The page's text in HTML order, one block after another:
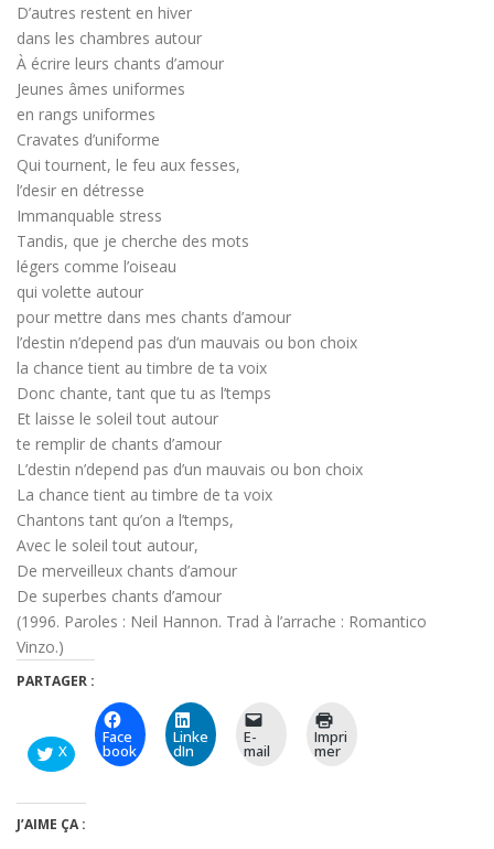
D’autres restent en hiver
dans les chambres autour
À écrire leurs chants d’amour
Jeunes âmes uniformes
en rangs uniformes
Cravates d’uniforme
Qui tournent, le feu aux fesses,
l’desir en détresse
Immanquable stress
Tandis, que je cherche des mots
légers comme l’oiseau
qui volette autour
pour mettre dans mes chants d’amour
l’destin n’depend pas d’un mauvais ou bon choix
la chance tient au timbre de ta voix
Donc chante, tant que tu as l’temps
Et laisse le soleil tout autour
te remplir de chants d’amour
L’destin n’depend pas d’un mauvais ou bon choix
La chance tient au timbre de ta voix
Chantons tant qu’on a l’temps,
Avec le soleil tout autour,
De merveilleux chants d’amour
De superbes chants d’amour
(1996. Paroles : Neil Hannon. Trad à l’arrache : Romantico
Vinzo.)
PARTAGER :
X
Face
book
Linke
dIn
E-
mail
Impri
mer
J’AIME ÇA :